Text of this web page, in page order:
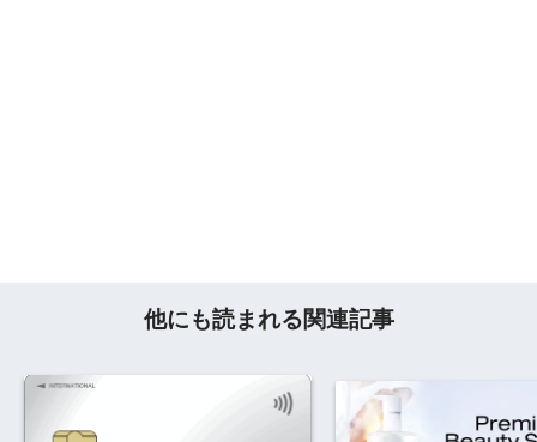
他にも読まれる関連記事